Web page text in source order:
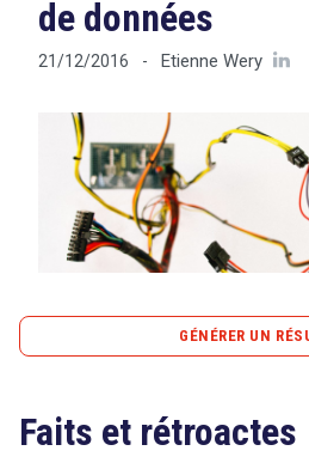
Rechercher
de données
21/12/2016 - Etienne Wery
GÉNÉRER UN
L’arrêt rendu par la Cour de justice
européenne (CJUE) s’inscrit dans
Faits et rétroactes